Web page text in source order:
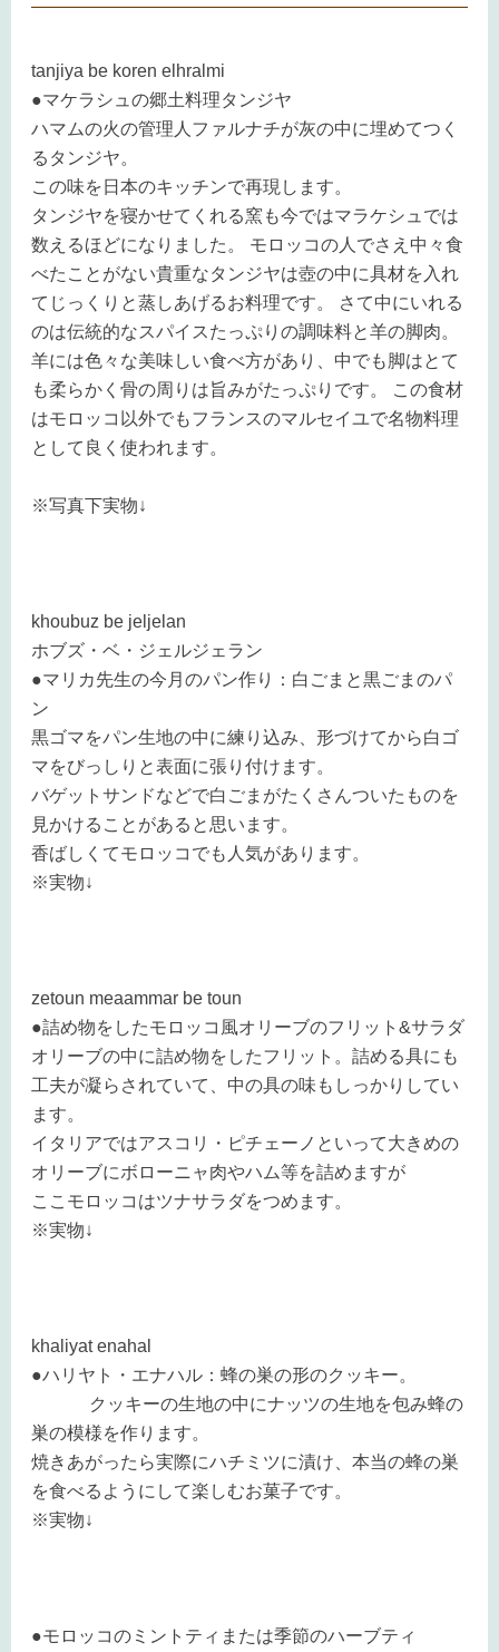
tanjiya be koren elhralmi
●マケラシュの郷土料理タンジヤ
ハマムの火の管理人ファルナチが灰の中に埋めてつく
るタンジヤ。
この味を日本のキッチンで再現します。
タンジヤを寝かせてくれる窯も今ではマラケシュでは
数えるほどになりました。 モロッコの人でさえ中々食
べたことがない貴重なタンジヤは壺の中に具材を入れ
てじっくりと蒸しあげるお料理です。 さて中にいれる
のは伝統的なスパイスたっぷりの調味料と羊の脚肉。
羊には色々な美味しい食べ方があり、中でも脚はとて
も柔らかく骨の周りは旨みがたっぷりです。 この食材
はモロッコ以外でもフランスのマルセイユで名物料理
として良く使われます。
※写真下実物↓
khoubuz be jeljelan
ホブズ・ベ・ジェルジェラン
●マリカ先生の今月のパン作り：白ごまと黒ごまのパ
ン
黒ゴマをパン生地の中に練り込み、形づけてから白ゴ
マをびっしりと表面に張り付けます。
バゲットサンドなどで白ごまがたくさんついたものを
見かけることがあると思います。
香ばしくてモロッコでも人気があります。
※実物↓
zetoun meaammar be toun
●詰め物をしたモロッコ風オリーブのフリット&サラダ
オリーブの中に詰め物をしたフリット。詰める具にも
工夫が凝らされていて、中の具の味もしっかりしてい
ます。
イタリアではアスコリ・ピチェーノといって大きめの
オリーブにボローニャ肉やハム等を詰めますが
ここモロッコはツナサラダをつめます。
※実物↓
khaliyat enahal
●ハリヤト・エナハル：蜂の巣の形のクッキー。
クッキーの生地の中にナッツの生地を包み蜂の
巣の模様を作ります。
焼きあがったら実際にハチミツに漬け、本当の蜂の巣
を食べるようにして楽しむお菓子です。
※実物↓
●モロッコのミントティまたは季節のハーブティ